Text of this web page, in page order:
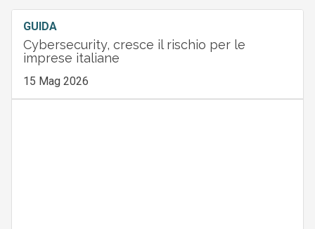
GUIDA
Cybersecurity, cresce il rischio per le
imprese italiane
15 Mag 2026